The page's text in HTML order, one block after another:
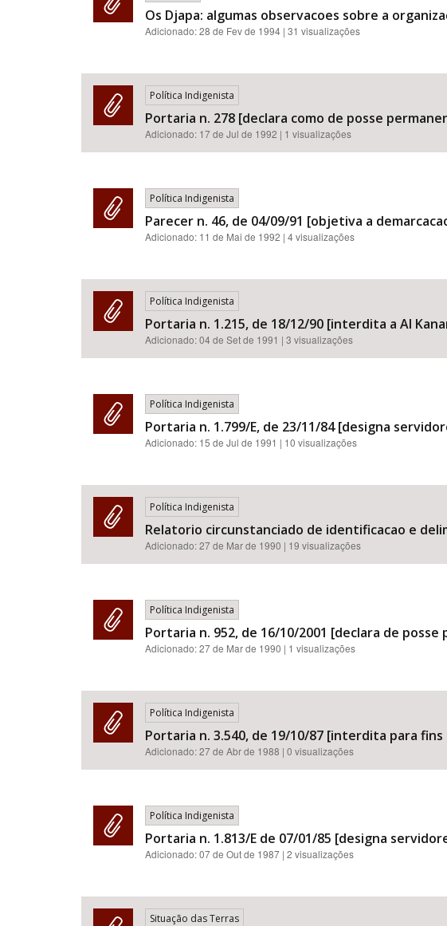
Os Djapa: algumas observacoes sobre a
Adicionado:28 de Fev de 1994 | 31 visualizações
Política Indigenista
Portaria n. 278 [declara como de posse
Adicionado: 17 de Jul de 1992 | 1 visualizações
Política Indigenista
Parecer n. 46, de 04/09/91 [objetiva a
Adicionado: 11 de Mai de 1992 | 4 visualizações
Política Indigenista
Portaria n. 1.215, de 18/12/90 [interdita a AI
Adicionado:04 de Set de 1991 | 3 visualizações
Política Indigenista
Portaria n. 1.799/E, de 23/11/84 [designa
Adicionado: 15 de Jul de 1991 | 10 visualizações
Política Indigenista
Relatorio circunstanciado de identificacao e
Adicionado:27 de Mar de 1990 | 19 visualizações
Política Indigenista
Portaria n. 952, de 16/10/2001 [declara de
Adicionado:27 de Mar de 1990 | 1 visualizações
Política Indigenista
Portaria n. 3.540, de 19/10/87 [interdita para
Adicionado:27 de Abr de 1988 | 0 visualizações
Política Indigenista
Portaria n. 1.813/E de 07/01/85 [designa
Adicionado:07 de Out de 1987 | 2 visualizações
Situação das Terras